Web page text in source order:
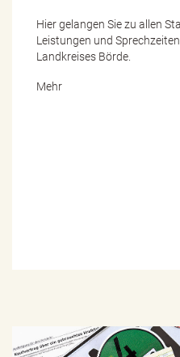
Hier gelangen Sie zu allen
Leistungen und
Landkreises Börde.
Mehr